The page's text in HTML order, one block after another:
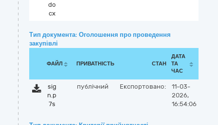
do
cx
Тип документа: Оголошення про проведення
закупівлі
ФАЙЛ ПРИВАТНІСТЬ СТАН
ДАТА
ТА
ЧАС
sig
n.p
7s
публічний Експортовано:
11-03-
2026,
16:54:06